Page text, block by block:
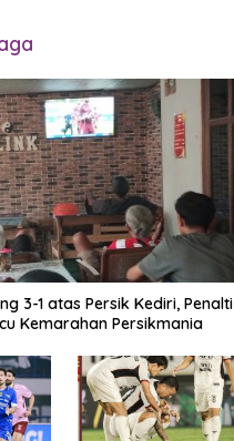
3-1 atas Persik Kediri, Penalti
Kemarahan Persikmania